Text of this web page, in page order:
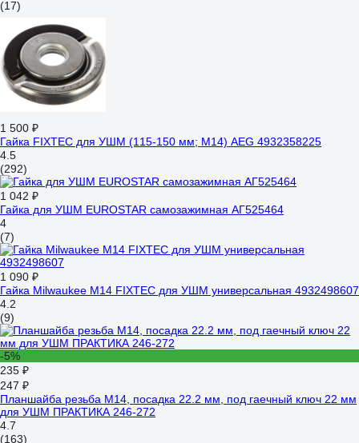
(17)
1 500 ₽
Гайка FIXTEC для УШМ (115-150 мм; М14) AEG 4932358225
4.5
(292)
1 042 ₽
Гайка для УШМ EUROSTAR самозажимная АГ525464
4
(7)
1 090 ₽
Гайка Milwaukee M14 FIXTEC для УШМ универсальная 4932498607
4.2
(9)
-5%
235 ₽
247 ₽
Планшайба резьба М14, посадка 22.2 мм, под гаечный ключ 22 мм
для УШМ ПРАКТИКА 246-272
4.7
(163)